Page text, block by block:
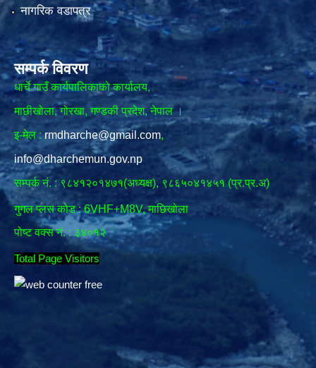
नागरिक वडापत्र
सम्पर्क विवरण
धार्चे गाउँ कार्यपालिकाको कार्यालय,
माछीखोला, गोरखा, गण्डकी प्रदेश, नेपाल ।
इ-मेल : rmdharche@gmail.com,
info@dharchemun.gov.np
सम्पर्क नं. : ९८४१२०१४७१(अध्यक्ष), ९८६५०४१४५१ (प्र.प्र.अ)
गुगल प्लस कोड : 6VHF+M8V, माछिखोला
पोष्ट वक्स नं. : ३४०१२
Total Page Visitors